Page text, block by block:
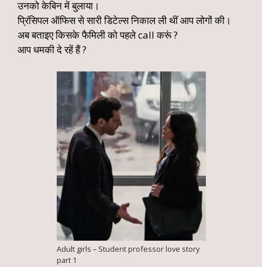
उनको केबिन में बुलाया।
प्रिंसिपल ऑफिस से सारी डिटेल्स निकाल ली थीं आप लोगों की।
अब बताइए किसके फैमिली को पहले call करूं ?
आप धमकी दे रहें हैं ?
Adult girls – Student professor love story
part 1